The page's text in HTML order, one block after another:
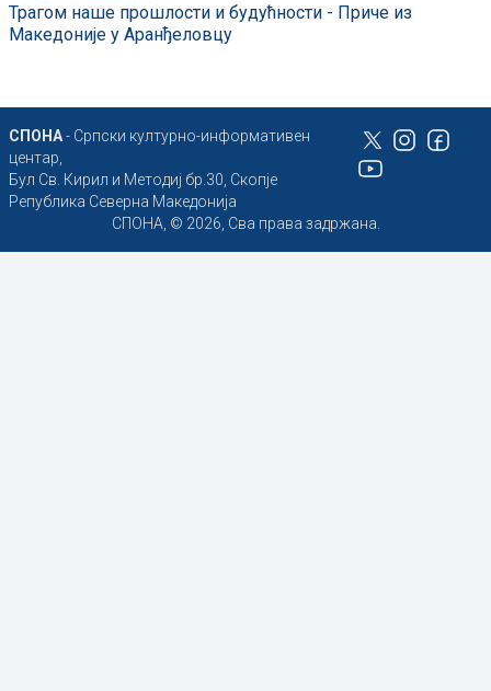
Трагом наше прошлости и будућности - Приче из
Македоније у Аранђеловцу
СПОНА- Српски културно-информативен
центар,
Бул Св. Кирил и Методиј бр.30, Скопје
Република Северна Македонија
СПОНА, © 2026, Сва права задржана.